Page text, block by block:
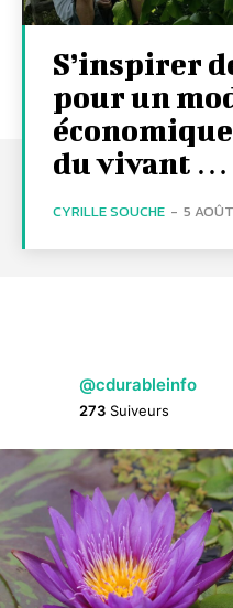
S’inspirer
pour un
du vivant …
CYRILLE SOUCHE - 5
@cdurableinfo
273 Suiveurs